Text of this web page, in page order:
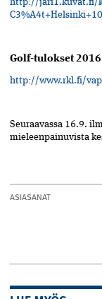
Golf-tulokset
http://www.rkl.fi/
Seuraavassa 16.9.
mieleenpainuvista
ASIASANAT